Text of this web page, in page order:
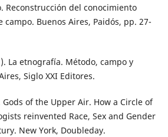
Reconstrucción del conocimiento
Buenos Aires, Paidós, pp. 27-
La etnografía. Método, campo y
Siglo XXI Editores.
of the Upper Air. How a Circle of
reinvented Race, Sex and Gender
New York, Doubleday.